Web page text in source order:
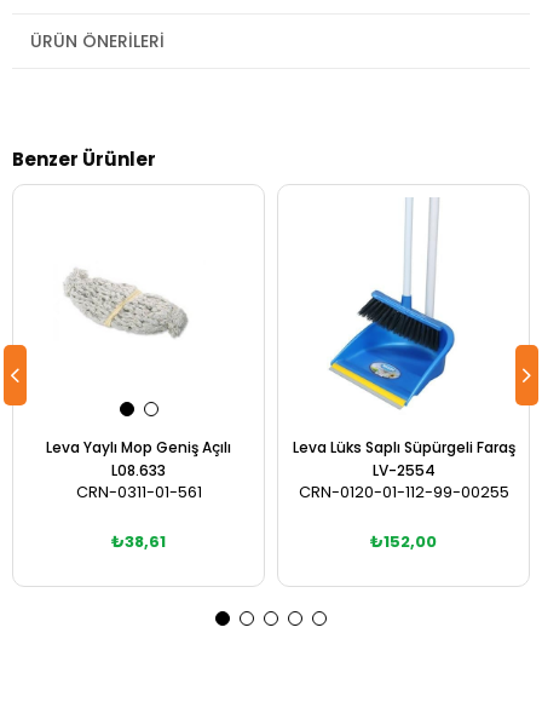
ÜRÜN ÖNERILERI
Benzer Ürünler
Leva Yaylı Mop Geniş Açılı
L08.633
CRN-0311-01-561
₺38,61
Leva Lüks Saplı Süpürgeli Faraş
LV-2554
CRN-0120-01-112-99-00255
₺152,00